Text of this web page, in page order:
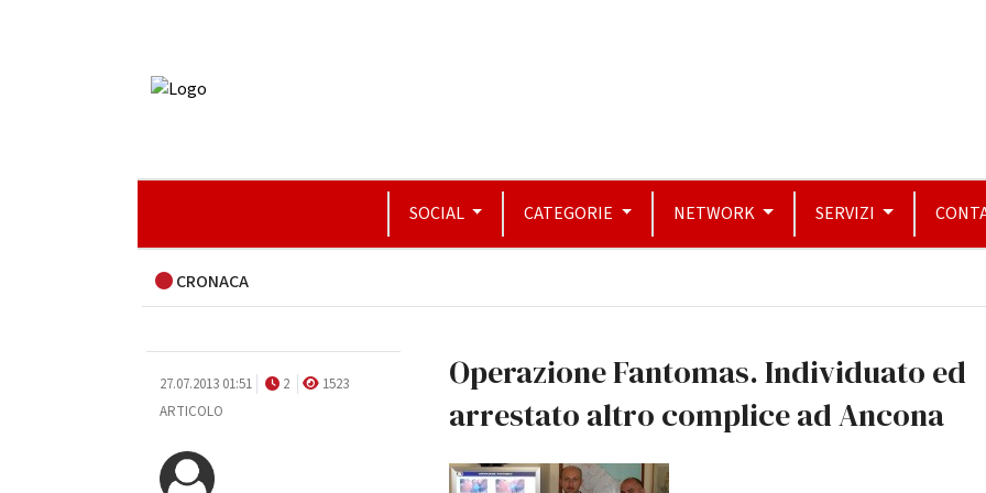
SOCIAL CATEGORIE NETWORK SERVIZI
CRONACA
27.07.2013 01:51 2
1523
ARTICOLO
Operazione Fantomas. Individuato ed
arrestato altro complice ad Ancona